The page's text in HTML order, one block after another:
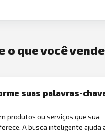
o que você
suas palavras-
produtos ou serviços que sua
A busca inteligente ajuda